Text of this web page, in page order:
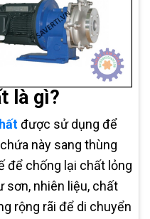
là gì?
được sử dụng để
này sang thùng
để chống lại chất lỏng
sơn, nhiên liệu, chất
rộng rãi để di chuyển